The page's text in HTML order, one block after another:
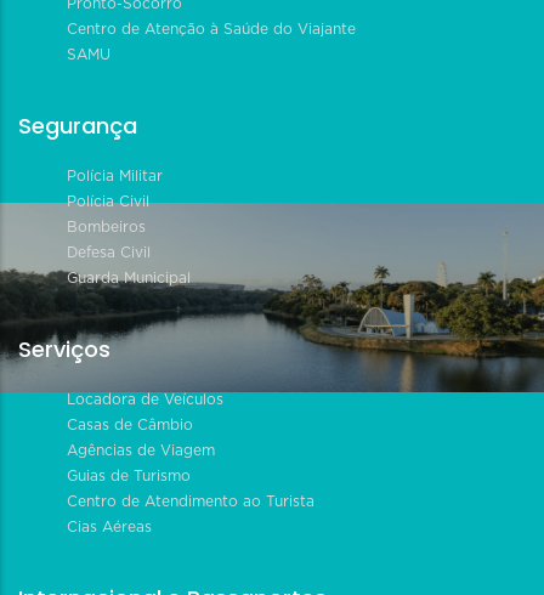
Pronto-Socorro
Centro de Atenção à Saúde do Viajante
SAMU
Segurança
Polícia Militar
Polícia Civil
Bombeiros
Defesa Civil
Guarda Municipal
Serviços
Locadora de Veículos
Casas de Câmbio
Agências de Viagem
Guias de Turismo
Centro de Atendimento ao Turista
Cias Aéreas